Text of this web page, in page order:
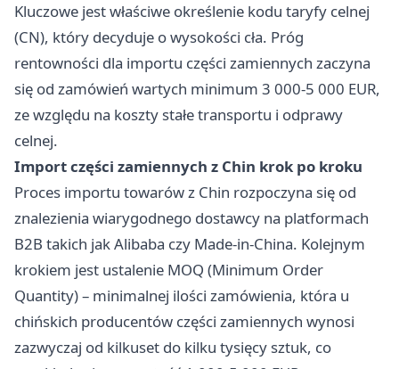
Kluczowe jest właściwe określenie kodu taryfy celnej
(CN), który decyduje o wysokości cła. Próg
rentowności dla importu części zamiennych zaczyna
się od zamówień wartych minimum 3 000-5 000 EUR,
ze względu na koszty stałe transportu i odprawy
celnej.
Import części zamiennych z Chin krok po kroku
Proces importu towarów z Chin rozpoczyna się od
znalezienia wiarygodnego dostawcy na platformach
B2B takich jak Alibaba czy Made-in-China. Kolejnym
krokiem jest ustalenie MOQ (Minimum Order
Quantity) – minimalnej ilości zamówienia, która u
chińskich producentów części zamiennych wynosi
zazwyczaj od kilkuset do kilku tysięcy sztuk, co